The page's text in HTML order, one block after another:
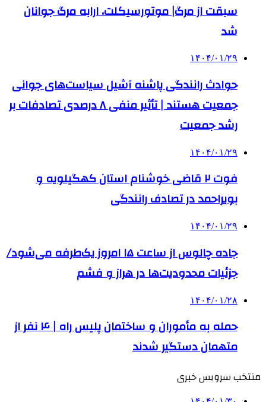
سبقت از مرگ| موتورسیکلت، ارابه مرگ جوانان
شد
۱۴۰۴/۰۱/۲۹
حوادث رانندگی پاشنه آشیل سیاست‌های جوانی
جمعیت هستند | تأثیر منفی ۸ درصدی تصادفات بر
رشد جمعیت
۱۴۰۴/۰۱/۲۹
فوت ۲ قاضی خوشنام استان کهگیلویه و
بویراحمد در تصادف رانندگی
۱۴۰۴/۰۱/۲۹
جاده چالوس از ساعت ۱۵ امروز یک‌طرفه می‌شود/
جزئیات محدودیت‌ها در هراز و فشم
۱۴۰۴/۰۱/۲۸
حمله به مأموران و ساختمان پلیس راه | ۴ نفر از
متهمان دستگیر شدند
منتخب سرویس خبری